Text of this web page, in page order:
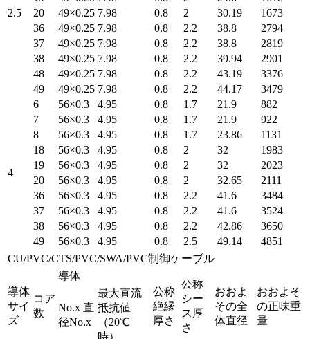
2.5
20
49×0.25 7.98 0.8 2 30.19
1673
36
49×0.25 7.98 0.8 2.2 38.8
2794
37
49×0.25 7.98 0.8 2.2 38.8
2819
38
49×0.25 7.98 0.8 2.2 39.94
2901
48
49×0.25 7.98 0.8 2.2 43.19
3376
49
49×0.25 7.98 0.8 2.2 44.17 3479
4
6 56×0.3 4.95 0.8 1.7 21.9
882
7
56×0.3 4.95 0.8 1.7 21.9
922
8
56×0.3 4.95 0.8 1.7 23.86
1131
18
56×0.3 4.95 0.8 2 32
1983
19
56×0.3 4.95 0.8 2 32
2023
20
56×0.3 4.95 0.8 2 32.65
2111
36
56×0.3 4.95 0.8 2.2 41.6
3484
37
56×0.3 4.95 0.8 2.2 41.6
3524
38
56×0.3 4.95 0.8 2.2 42.86
3650
49
56×0.3 4.95 0.8 2.5 49.14
4851
CU/PVC/CTS/PVC/SWA/PVC制御ケーブル
導体
サイ
ズ
コア
数
導体
公称
絶縁
厚さ
公称
シー
ス厚
さ
おおよ
その全
体直径
おおよそ
の正味重
量
No.x 直
径No.x
最大直流
抵抗値
（20℃
時）